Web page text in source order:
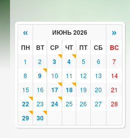
« ИЮНЬ 2026 »
ПН ВТ СР ЧТ ПТ СБ ВС
1 2 3 4 5 6
7
8
9 10 11 12 13
14
15
16 17 18 19 20 21
22 23 24 25 26 27 28
29 30